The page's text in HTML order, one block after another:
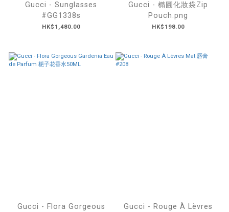
Gucci - Sunglasses
#GG1338s
HK$1,480.00
Gucci - 橢圓化妝袋Zip
Pouch.png
HK$198.00
Gucci - Flora Gorgeous
Gucci - Rouge À Lèvres